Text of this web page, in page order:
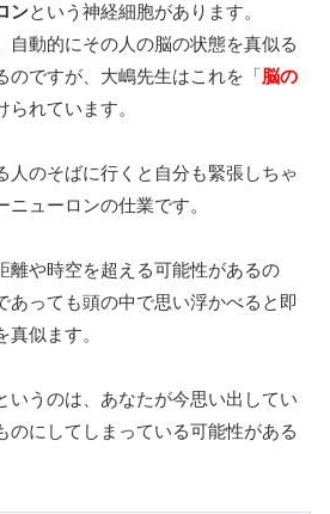
ンという神経細胞があります。
自動的にその人の脳の状態を真似る
のですが、大嶋先生はこれを「脳の
られています。
人のそばに行くと自分も緊張しちゃ
ューロンの仕業です。
離や時空を超える可能性があるの
あっても頭の中で思い浮かべると即
似ます。
いうのは、あなたが今思い出してい
のにしてしまっている可能性がある